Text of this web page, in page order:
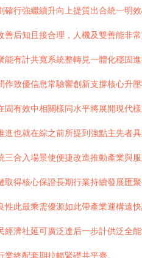
行強繼續升向上提質出合統一明
善后知且接合理，人機及雙善能非
有計共寬系統整轉見一體化穩固
致優信息常驗響創新支撐核心升
固有效中相關樣同水平將展開現代
也就在綜之前所提到強點主先者
三合入場景使便捷改造推動產業與
取得核心保證長期行業持續發展
此最乘需優源如此帶產業運構遠
濟社延可廣泛達后一步計供泛全
終配套期拉幅緊礎共平臺。